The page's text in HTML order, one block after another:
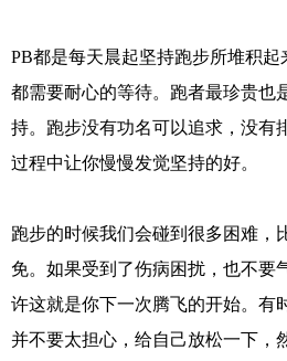
PB都是每天晨起坚持跑步所堆积起
都需要耐心的等待。跑者最珍贵也
持。跑步没有功名可以追求，没有
过程中让你慢慢发觉坚持的好。
跑步的时候我们会碰到很多困难，
免。如果受到了伤病困扰，也不要
许这就是你下一次腾飞的开始。有
并不要太担心，给自己放松一下，